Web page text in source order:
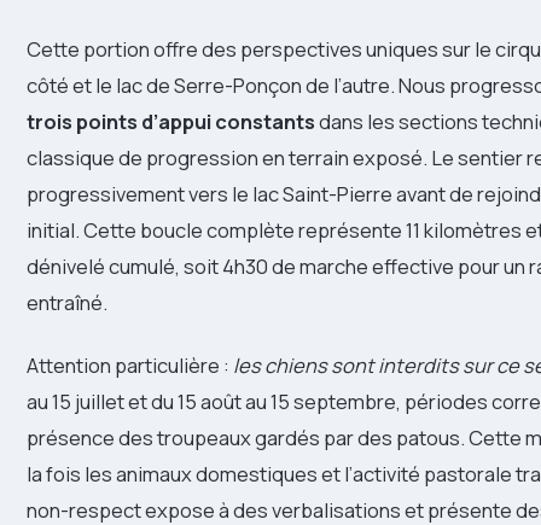
Cette portion offre des perspectives uniques sur le
côté et le lac de Serre-Ponçon de l’autre. Nous
trois points d’appui constantsdans les sections
classique de progression en terrain exposé. Le sentier
progressivement vers le lac Saint-Pierre avant de
initial. Cette boucle complète représente 11 kilomètres
dénivelé cumulé, soit 4h30 de marche effective pour un
entraîné.
Attention particulière : les chiens sont interdits sur ce
au 15 juillet et du 15 août au 15 septembre, périodes
présence des troupeaux gardés par des patous. Cette
la fois les animaux domestiques et l’activité pastorale
non-respect expose à des verbalisations et présente